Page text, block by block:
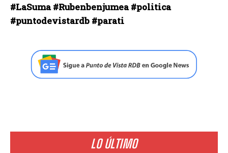
#LaSuma #Rubenbenjumea #politica
#puntodevistardb #parati
LO ÚLTIMO